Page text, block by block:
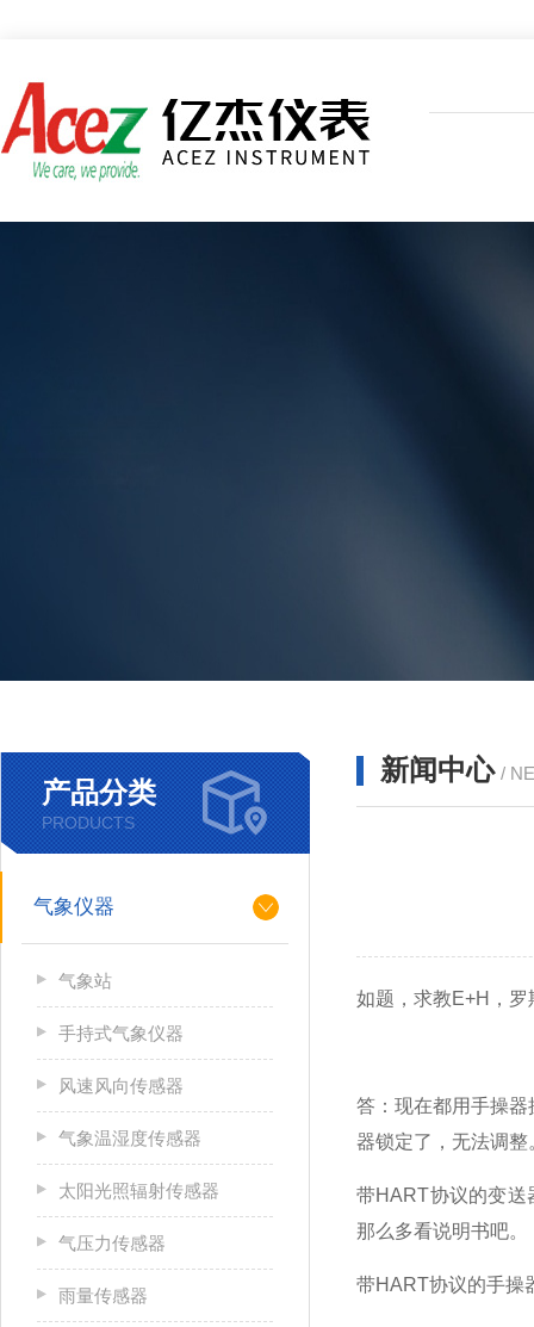
新闻中心 /
如题，求教E+H，
答：现在都用手操
器锁定了，无法调
带HART协议的变送
那么多看说明书吧。
带HART协议的手操
产品分类
PRODUCTS
气象仪器
气象站
手持式气象仪器
风速风向传感器
气象温湿度传感器
太阳光照辐射传感器
气压力传感器
雨量传感器